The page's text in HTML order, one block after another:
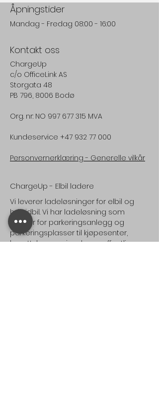
Åpningstider
Mandag - Fredag 08:00 - 16:00
Kontakt oss
ChargeUp
c/o OfficeLink AS
Storgata 48
PB 796, 8006 Bodø
Org. nr: NO 997 677 315 MVA
Kundeservice +47 932 77 000
Personvernerklæring - Generelle vilkår
ChargeUp - Elbil ladere
Vi leverer ladeløsninger for elbil og
hybridbil. Vi har ladeløsning som
passer for parkeringsanlegg og
parkeringsplasser til kjøpesenter,
borettslag, næringsbygg, offentlige